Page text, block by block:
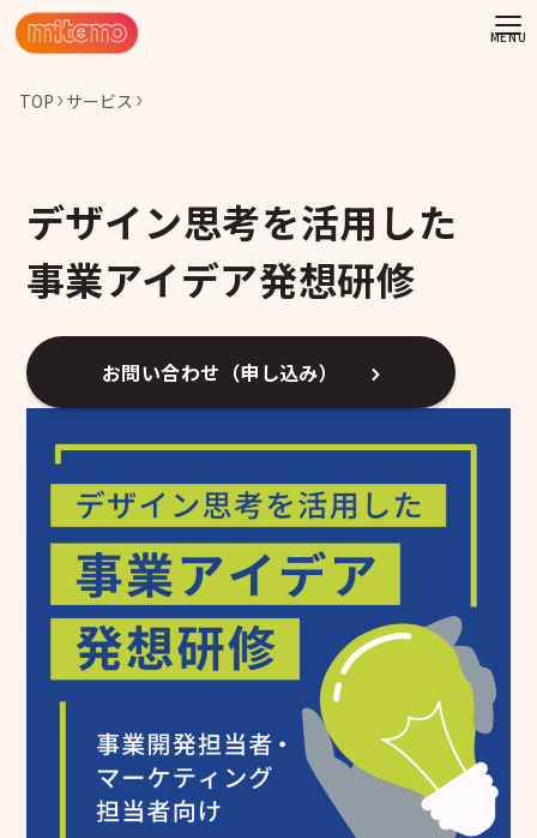
TOP サービス
デザイン思考を活用した
事業アイデア発想研修
お問い合わせ（申し込み）